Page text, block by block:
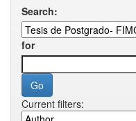
Search:
for
Current filters: